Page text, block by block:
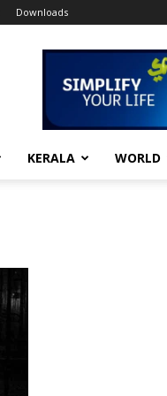
Downloads
KERALA WORLD